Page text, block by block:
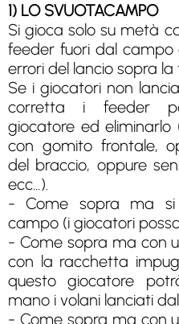
1) LO SVUOTACAMPO
Si gioca solo su metà
feeder fuori dal campo
errori del lancio sopra la
Se i giocatori non
corretta i feeder
giocatore ed eliminarlo
con gomito frontale,
del braccio, oppure
ecc…).
- Come sopra ma
campo (i giocatori
- Come sopra ma con
con la racchetta
questo giocatore
mano i volani lanciati
- Come sopra ma con